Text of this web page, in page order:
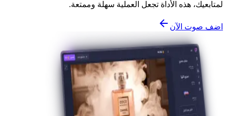
لمتابعيك، هذه الأداة تجعل العملية سهلة وممتعة.
اضف صوت الآن